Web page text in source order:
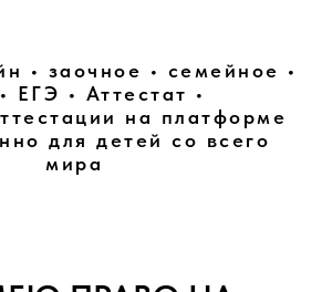
• заочное • семейное •
ЕГЭ • Аттестат •
на платформе
для детей со всего
мира